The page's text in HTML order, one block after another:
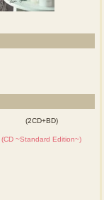
(2CD+BD)
(CD ~Standard Edition~)